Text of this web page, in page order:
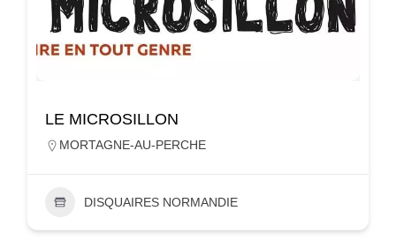
LE MICROSILLON
MORTAGNE-AU-PERCHE
DISQUAIRES NORMANDIE